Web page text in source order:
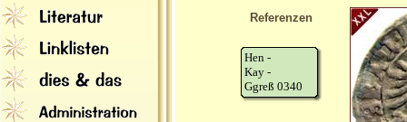
Referenzen
Hen -
Kay -
Ggreß 0340